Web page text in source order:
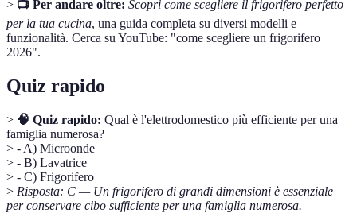
> 📺 Per andare oltre: Scopri come scegliere il frigorifero perfetto
per la tua cucina, una guida completa su diversi modelli e
funzionalità. Cerca su YouTube: "come scegliere un frigorifero
2026".
Quiz rapido
> 🧠 Quiz rapido: Qual è l'elettrodomestico più efficiente per una
famiglia numerosa?
> - A) Microonde
> - B) Lavatrice
> - C) Frigorifero
> Risposta: C — Un frigorifero di grandi dimensioni è essenziale
per conservare cibo sufficiente per una famiglia numerosa.